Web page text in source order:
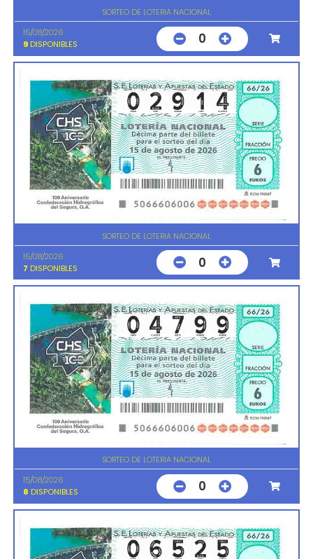
SORTEO DE LOTERIA NACIONAL
15/08/2026
9 DISPONIBLES 0
SORTEO DE LOTERIA NACIONAL
15/08/2026
7 DISPONIBLES 0
SORTEO DE LOTERIA NACIONAL
15/08/2026
8 DISPONIBLES 0